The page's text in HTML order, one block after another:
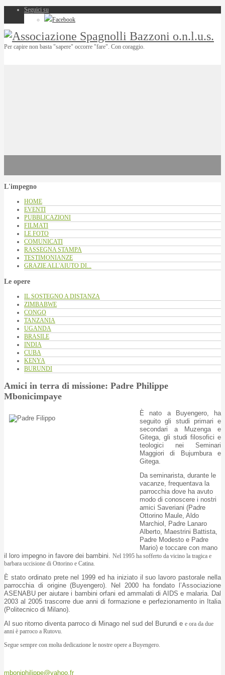
Seguici su
Facebook
Per capire non basta "sapere" occorre "fare". Con coraggio.
L'impegno
HOME
EVENTI
PUBBLICAZIONI
FILMATI
LE FOTO
COMUNICATI
RASSEGNA STAMPA
TESTIMONIANZE
GRAZIE ALL'AIUTO DI...
Le opere
IL SOSTEGNO A DISTANZA
ZIMBABWE
CONGO
TANZANIA
UGANDA
BRASILE
INDIA
CUBA
KENYA
BURUNDI
Amici in terra di missione: Padre Philippe
Mbonicimpaye
È nato a Buyengero, ha
seguito gli studi primari e
secondari a Muzenga e
Gitega, gli studi filosofici e
teologici nei Seminari
Maggiori di Bujumbura e
Gitega.
Da seminarista, durante le
vacanze, frequentava la
parrocchia dove ha avuto
modo di conoscere i nostri
amici Saveriani (Padre
Ottorino Maule, Aldo
Marchiol, Padre Lanaro
Alberto, Maestrini Battista,
Padre Modesto e Padre
Mario) e toccare con mano
il loro impegno in favore dei bambini. Nel 1995 ha sofferto da vicino la tragica e
barbara uccisione di Ottorino e Catina.
È stato ordinato prete nel 1999 ed ha iniziato il suo lavoro pastorale nella
parrocchia di origine (Buyengero). Nel 2000 ha fondato l’Associazione
ASENABU per aiutare i bambini orfani ed ammalati di AIDS e malaria. Dal
2003 al 2005 trascorre due anni di formazione e perfezionamento in Italia
(Politecnico di Milano).
Al suo ritorno diventa parroco di Minago nel sud del Burundi e e ora da due
anni è parroco a Rutovu.
Segue sempre con molta dedicazione le nostre opere a Buyengero.
mboniphilippe@yahoo.fr